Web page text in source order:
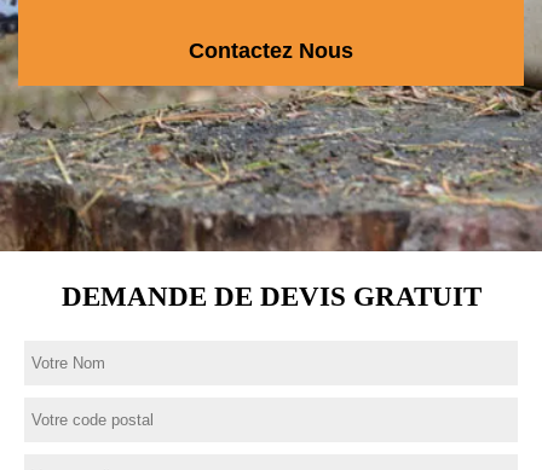
Contactez Nous
DEMANDE DE DEVIS GRATUIT